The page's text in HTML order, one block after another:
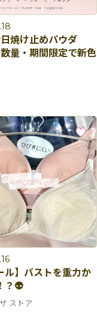
焼け止めパウダ
量・期間限定で新色
ル】バストを重力か
？👽
ストア